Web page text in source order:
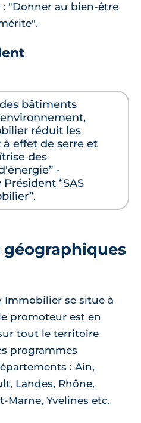
: "Donner au bien-être
bâtiments
réduit les
effet de serre et
des
-
“SAS
Immobilier se situe à
promoteur est en
tout le territoire
programmes
: Ain,
Landes, Rhône,
Marne, Yvelines etc.